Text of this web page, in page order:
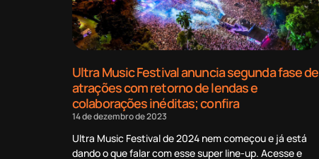
Ultra Music Festival anuncia segunda fase de
atrações com retorno de lendas e
colaborações inéditas; confira
14 de dezembro de 2023
Ultra Music Festival de 2024 nem começou e já está
dando o que falar com esse super line-up. Acesse e